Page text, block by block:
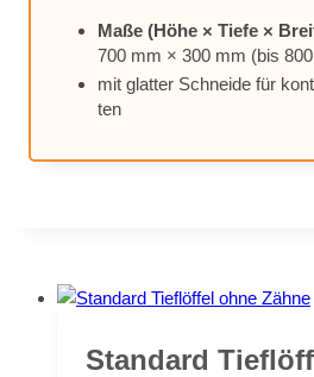
Maße (Höhe × Tie­fe ×
700 mm × 300 mm (bis
mit glat­ter Schnei­de für
ten
Stan­dard